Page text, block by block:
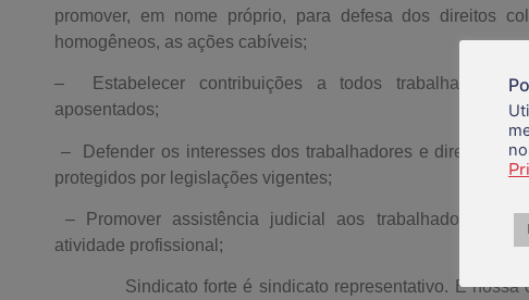
promover, em nome próprio, para defesa dos direitos
homogêneos, as ações cabíveis;
– Estabelecer contribuições a todos trabalhadores
aposentados;
– Defender os interesses dos trabalhadores e direitos
protegidos por legislações vigentes;
– Promover assistência judicial aos trabalhadores e
atividade profissional;
Sindicato forte é sindicato representativo. É nossa